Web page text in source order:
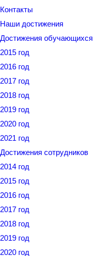
Контакты
Наши достижения
Достижения обучающихся
2015 год
2016 год
2017 год
2018 год
2019 год
2020 год
2021 год
Достижения сотрудников
2014 год
2015 год
2016 год
2017 год
2018 год
2019 год
2020 год